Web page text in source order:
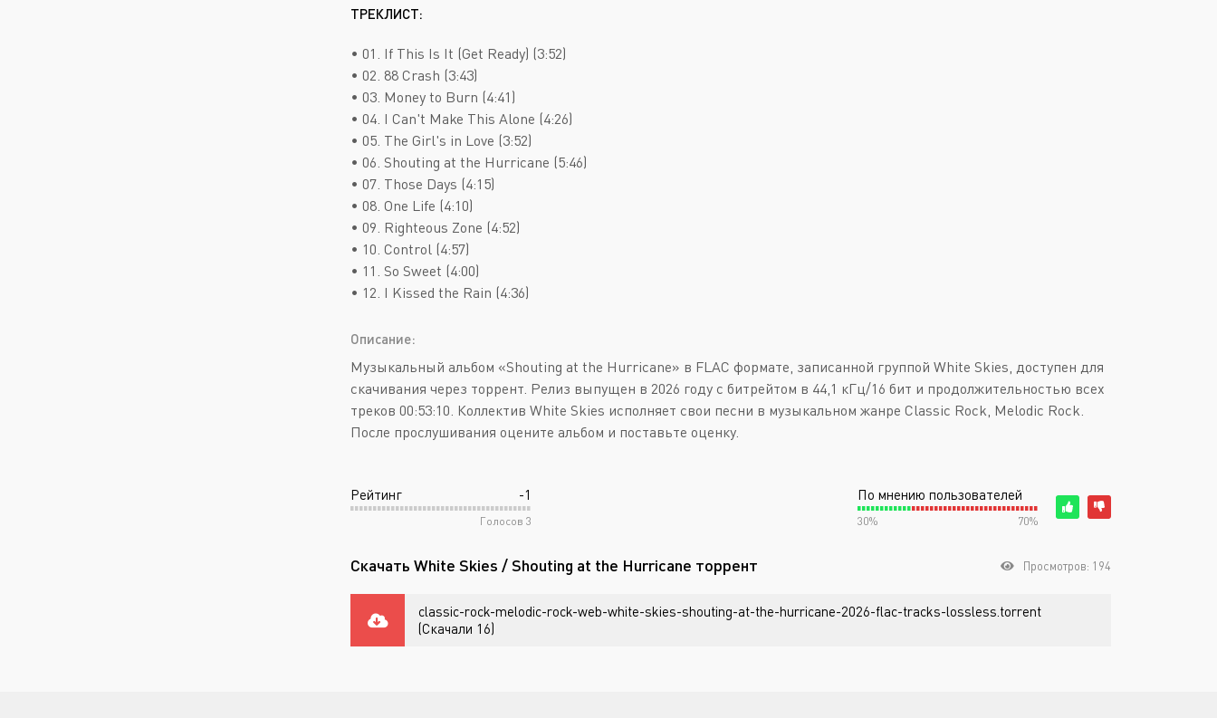
Doom Metal
Folk Metal
Gothic Metal
Groove Metal
Heavy Metal
Melodic Death Metal
ТРЕКЛИСТ:
• 01. If This Is It (Get Ready) (3:52)
• 02. 88 Crash (3:43)
• 03. Money to Burn (4:41)
• 04. I Can't Make This Alone (4:26)
• 05. The Girl's in Love (3:52)
• 06. Shouting at the Hurricane (5:46)
• 07. Those Days (4:15)
• 08. One Life (4:10)
• 09. Righteous Zone (4:52)
• 10. Control (4:57)
• 11. So Sweet (4:00)
• 12. I Kissed the Rain (4:36)
Описание:
Музыкальный альбом «Shouting at the Hurricane» в FLAC формате, записанной группой White Skies, доступен для
скачивания через торрент. Релиз выпущен в 2026 году с битрейтом в 44,1 кГц/16 бит и продолжительностью всех
треков 00:53:10. Коллектив White Skies исполняет свои песни в музыкальном жанре Classic Rock, Melodic Rock.
После прослушивания оцените альбом и поставьте оценку.
Рейтинг -1
Голосов 3
По мнению пользователей
30% 70%
Скачать White Skies / Shouting at the Hurricane торрент Просмотров: 194
classic-rock-melodic-rock-web-white-skies-shouting-at-the-hurricane-2026-flac-tracks-lossless.torrent
(Скачали 16)